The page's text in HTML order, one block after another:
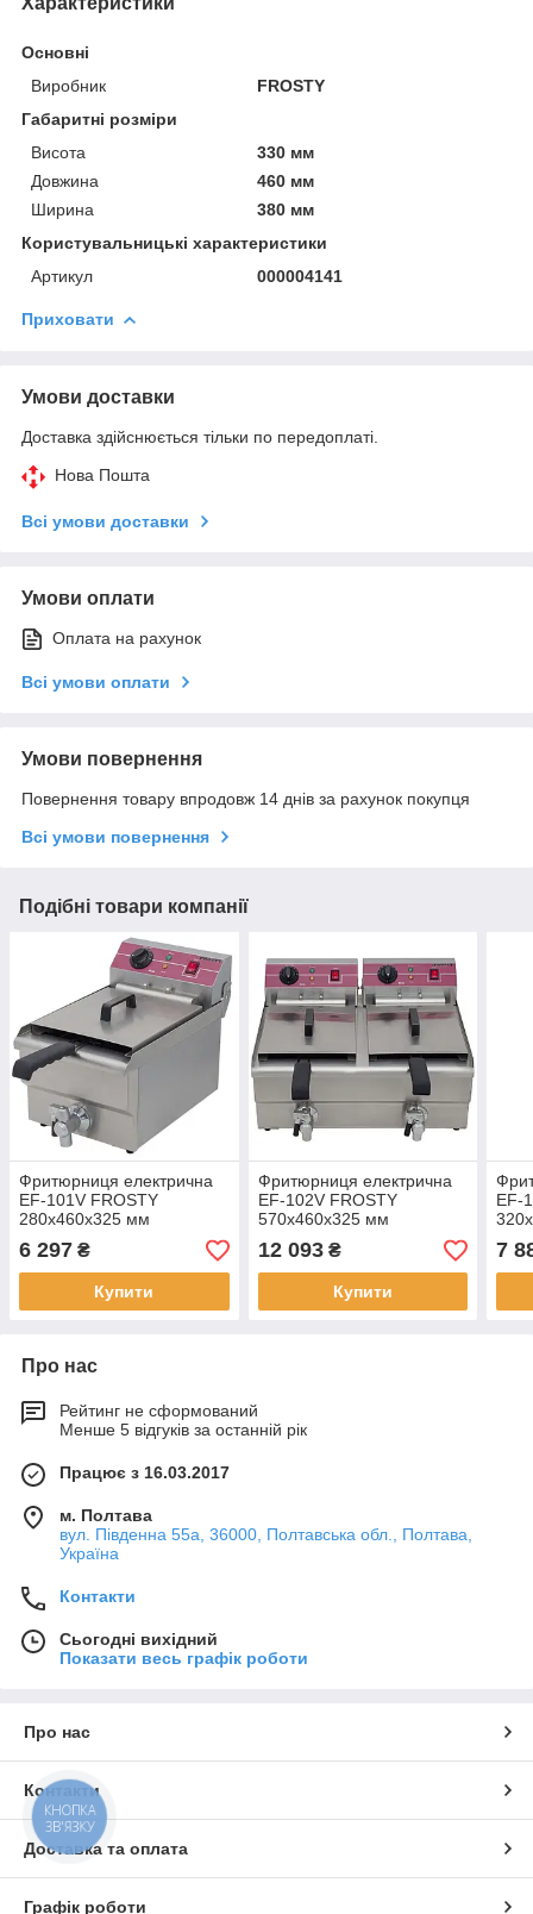
Основні
Виробник
FROSTY
Габаритні розміри
Висота
330 мм
Довжина
460 мм
Ширина
380 мм
Користувальницькі характеристики
Артикул
000004141
Приховати
Умови доставки
Доставка здійснюється тільки по передоплаті.
Нова Пошта
Всі умови доставки
Умови оплати
Оплата на рахунок
Всі умови оплати
Умови повернення
Повернення товару впродовж 14 днів за рахунок покупця
Всі умови повернення
Подібні товари компанії
Фритюрниця електрична
EF-101V FROSTY
280x460x325 мм
(000004940)
6 297 ₴
Купити
Фритюрниця електрична
EF-102V FROSTY
570x460x325 мм
(000004941)
12 093₴
Купити
EF-
7
Про нас
Рейтинг не сформований
Менше 5 відгуків за останній рік
Працює з 16.03.2017
м. Полтава
вул. Південна 55а, 36000, Полтавська обл., Полтава,
Україна
Контакти
Сьогодні вихідний
Показати весь графік роботи
Про нас
Контакти
Доставка та оплата
Графік роботи
КНОПКА
ЗВ'ЯЗКУ